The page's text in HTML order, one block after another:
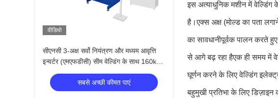
वीडियो
सीएनसी 3-अक्ष सर्वो नियंत्रण और मध्यम आवृत्ति
इन्वर्टर (एमएफडीसी) सीम वेल्डिंग के साथ 160kVA
नामित क्षमता स्टेनलेस स्टील सिंक वेल्डिंग मशीन
सबसे अच्छी कीमत पाएं
इस अत्याधुनिक मशीन में वेल्डिंग
है।एक्स अक्ष (मोल्ड का पता
का सावधानीपूर्वक पालन करते
से आगे बढ़ रहा हैएक ही समय में
घूर्णन करने के लिए वेल्डिंग
बहुमुखी प्रतिभा के लिए